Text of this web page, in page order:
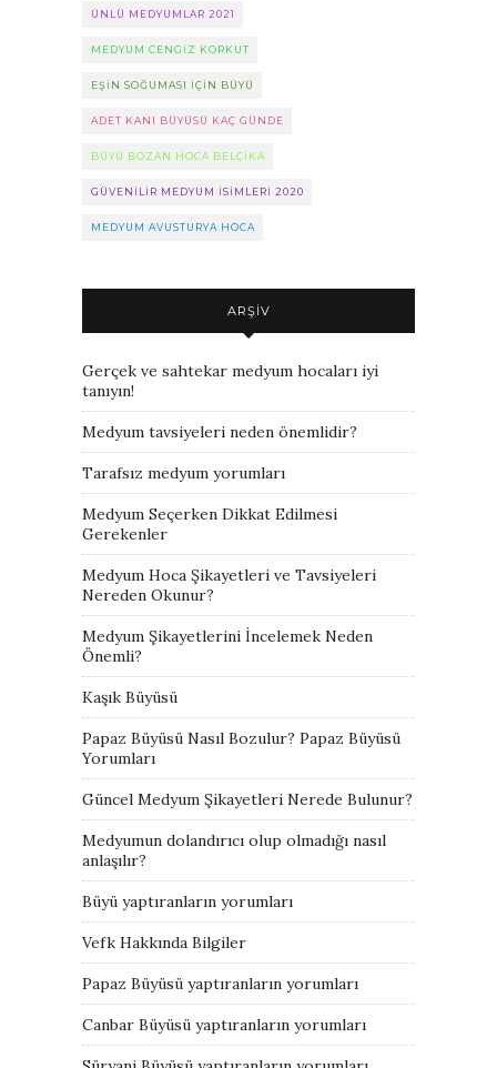
ÜNLÜ MEDYUMLAR 2021
MEDYUM CENGIZ KORKUT
EŞIN SOĞUMASI IÇIN BÜYÜ
ADET KANI BÜYÜSÜ KAÇ GÜNDE
BÜYÜ BOZAN HOCA BELÇIKA
GÜVENILIR MEDYUM ISIMLERI 2020
MEDYUM AVUSTURYA HOCA
ARŞIV
Gerçek ve sahtekar medyum hocaları iyi
tanıyın!
Medyum tavsiyeleri neden önemlidir?
Tarafsız medyum yorumları
Medyum Seçerken Dikkat Edilmesi
Gerekenler
Medyum Hoca Şikayetleri ve Tavsiyeleri
Nereden Okunur?
Medyum Şikayetlerini İncelemek Neden
Önemli?
Kaşık Büyüsü
Papaz Büyüsü Nasıl Bozulur? Papaz Büyüsü
Yorumları
Güncel Medyum Şikayetleri Nerede Bulunur?
Medyumun dolandırıcı olup olmadığı nasıl
anlaşılır?
Büyü yaptıranların yorumları
Vefk Hakkında Bilgiler
Papaz Büyüsü yaptıranların yorumları
Canbar Büyüsü yaptıranların yorumları